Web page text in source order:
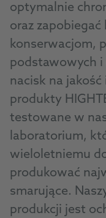
optymalnie
oraz
konserwacjom,
podstawowych i
nacisk na
produkty
testowane w
laboratorium,
wieloletniemu
produkować
smarujące.
produkcji jest